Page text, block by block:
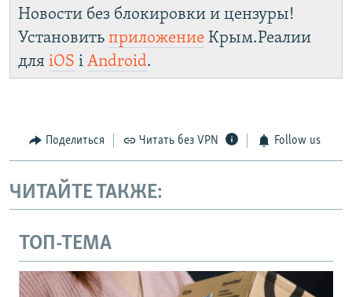
Новости без блокировки и цензуры!
Установить приложение Крым.Реалии
для iOS і Android.
Поделиться Читать без VPN Follow us
ЧИТАЙТЕ ТАКЖЕ:
ТОП-ТЕМА